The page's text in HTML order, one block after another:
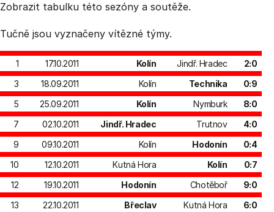
Zobrazit tabulku této sezóny a soutěže.
Tučně jsou vyznačeny vítězné týmy.
1 17.10.2011 Kolín Jindř. Hradec
2:0
3
18.09.2011 Kolín Technika
0:9
5
25.09.2011 Kolín Nymburk
8:0
7
02.10.2011 Jindř. Hradec Trutnov
4:0
9
09.10.2011 Kolín Hodonín
0:4
10
12.10.2011 Kutná Hora Kolín
0:7
12
19.10.2011 Hodonín Chotěboř
9:0
13
22.10.2011 Břeclav Kutná Hora
6:0